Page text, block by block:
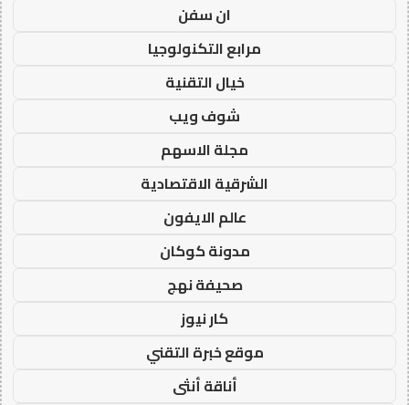
ان سفن
مرابع التكنولوجيا
خيال التقنية
شوف ويب
مجلة الاسهم
الشرقية الاقتصادية
عالم الايفون
مدونة كوكان
صحيفة نهج
كار نيوز
موقع خبرة التقني
أناقة أنثى